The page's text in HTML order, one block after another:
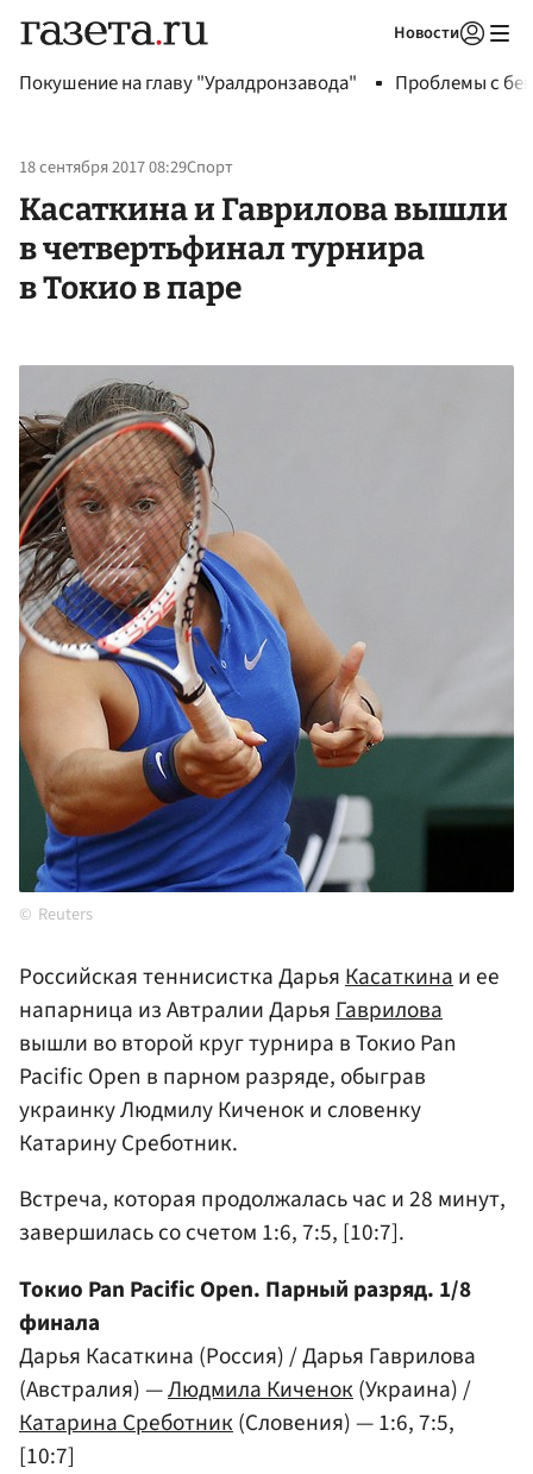
Новости
Покушение на главу "Уралдронзавода" Проблемы с
18 сентября 2017 08:29Спорт
Касаткина и Гаврилова вышли
в четвертьфинал турнира
в Токио в паре
Reuters
Российская теннисистка ДарьяКасаткинаи ее
напарница из Автралии ДарьяГаврилова
вышли во второй круг турнира в Токио Pan
Pacific Open в парном разряде, обыграв
украинку Людмилу Киченок и словенку
Катарину Среботник.
Встреча, которая продолжалась час и 28 минут,
завершилась со счетом 1:6, 7:5, [10:7].
Токио Pan Pacific Open. Парный разряд. 1/8
финала
Дарья Касаткина (Россия) / Дарья Гаврилова
(Австралия) —Людмила Киченок (Украина) /
Катарина Среботник (Словения) — 1:6, 7:5,
[10:7]